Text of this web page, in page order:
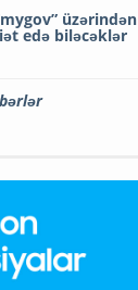
üzərindən
edə biləcəklər